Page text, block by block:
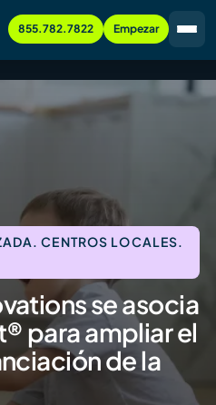
855.782.7822 Empezar
CENTROS LOCALES.
se asocia
para ampliar el
de la